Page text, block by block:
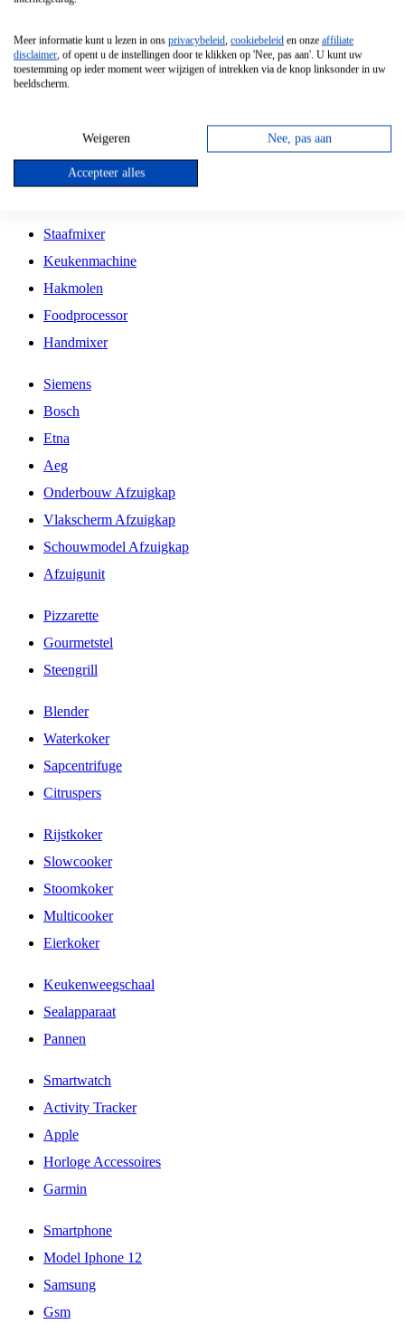
Vrijstaande Magnetron
Vrijstaande Kookplaat
Inbouw Gaskookplaat
Inbouw Keramische Kookplaat
Kookplaat Accessoires
Staafmixer
Keukenmachine
Hakmolen
Foodprocessor
Handmixer
Siemens
Bosch
Etna
Aeg
Onderbouw Afzuigkap
Vlakscherm Afzuigkap
Schouwmodel Afzuigkap
Afzuigunit
Pizzarette
Gourmetstel
Steengrill
Blender
Waterkoker
Sapcentrifuge
Citruspers
Rijstkoker
Slowcooker
Stoomkoker
Multicooker
Eierkoker
Keukenweegschaal
Sealapparaat
Pannen
Smartwatch
Activity Tracker
Apple
Horloge Accessoires
Garmin
Smartphone
Model Iphone 12
Samsung
Gsm
Meer informatie kunt u lezen in ons privacybeleid, cookiebeleid en onze affiliate
disclaimer, of opent u de instellingen door te klikken op 'Nee, pas aan'. U kunt uw
toestemming op ieder moment weer wijzigen of intrekken via de knop linksonder in uw
beeldscherm.
Weigeren Nee, pas aan
Accepteer alles